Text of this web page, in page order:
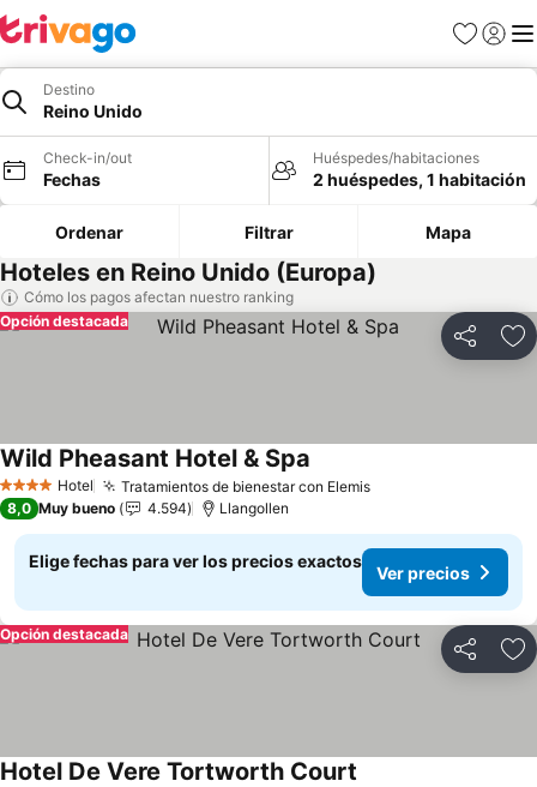
Favoritos
Iniciar
Destino
Reino Unido
Check-in/out
Fechas
Huéspedes/habitaciones
2 huéspedes, 1 habitación
Ordenar Filtrar Mapa
Hoteles en Reino Unido (Europa)
Cómo los pagos afectan nuestro ranking
Compartir
Opción destacada
4 EstrellasHotel Tratamientos de bienestar con ElemisVer precios
Wild Pheasant Hotel & Spa
8,0 Muy bueno 4.594 Llangollen
Elige fechas para ver los precios exactos
Ver precios
Compartir
Opción destacada
Hotel De Vere Tortworth Court